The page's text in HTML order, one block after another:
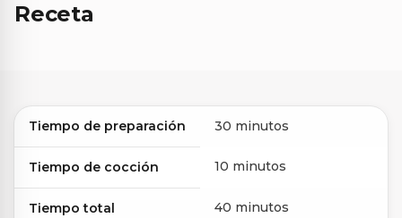
Receta
Tiempo de preparación 30 minutos
Tiempo de cocción 10 minutos
Tiempo total 40 minutos